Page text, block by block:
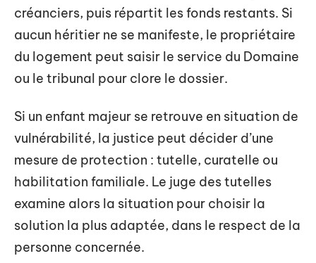
créanciers, puis répartit les fonds restants. Si
aucun héritier ne se manifeste, le propriétaire
du logement peut saisir le service du Domaine
ou le tribunal pour clore le dossier.
Si un enfant majeur se retrouve en situation de
vulnérabilité, la justice peut décider d’une
mesure de protection : tutelle, curatelle ou
habilitation familiale. Le juge des tutelles
examine alors la situation pour choisir la
solution la plus adaptée, dans le respect de la
personne concernée.